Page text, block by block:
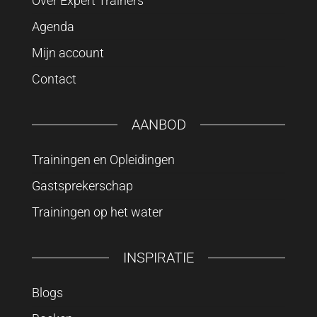
Agenda
Mijn account
Contact
AANBOD
Trainingen en Opleidingen
Gastsprekerschap
Trainingen op het water
INSPIRATIE
Blogs